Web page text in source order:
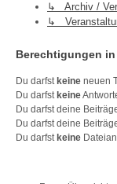
↳ Archiv /
↳
Berechtigungen
Du darfst keine neuen
Du darfst keine
Du darfst deine
Du darfst deine
Du darfst keine